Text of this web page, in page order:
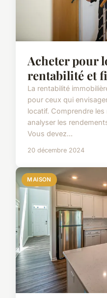
Acheter pour
rentabilité et
La rentabilité
pour ceux qui
locatif. Comprendre
analyser les
Vous devez...
20 décembre 2024
MAISON